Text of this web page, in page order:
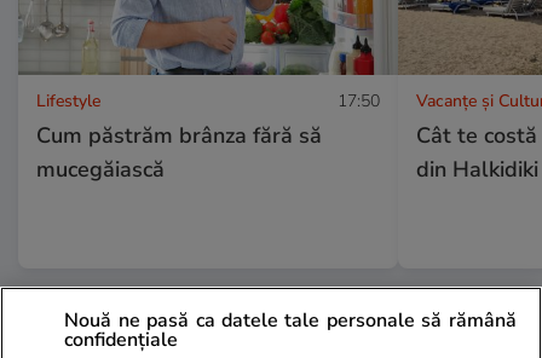
Lifestyle 17:50
Cum păstrăm brânza fără să
mucegăiască
Vacanțe și
Cât te
din
Lifestyle 18 iul.
Nouă ne pasă ca datele tale personale să rămână
confidențiale